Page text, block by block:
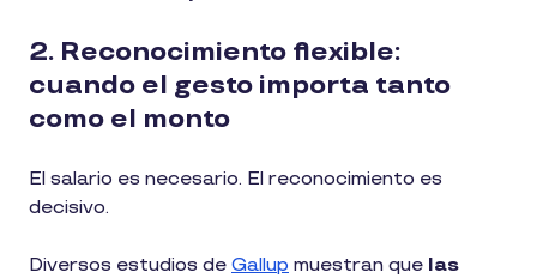
2. Reconocimiento flexible:
cuando el gesto importa tanto
como el monto
El salario es necesario. El reconocimiento es
decisivo.
Diversos estudios de Gallup muestran que las